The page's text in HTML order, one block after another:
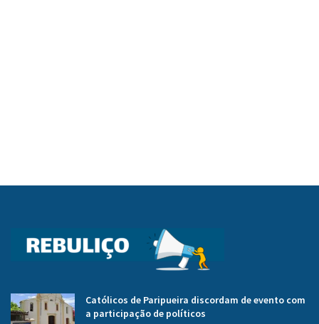
Católicos de Paripueira discordam de evento com
a participação de políticos